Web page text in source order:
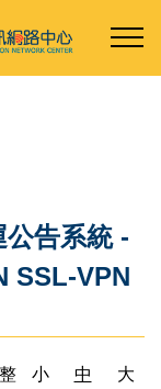
公告系統 -
SSL-VPN
小 中
大